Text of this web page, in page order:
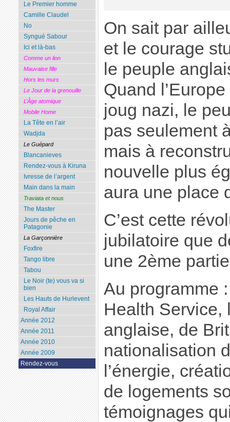
On sait par
et le courage
le peuple
Quand
joug nazi, le
pas seulement
mais à
nouvelle plus
aura une place
C’est cette
jubilatoire que
une 2ème
Au programme
Health Service,
anglaise, de
nationalisation
l’énergie,
de logements
témoignages
Le Premier homme
Camille Claudel
No
Syngué Sabour
Ici et là-bas
Comme un lion
Mauvaise fille
Hors les murs
Le Jour de la grenouille
L’Âge atomique
Mobile Home
La Tête en l’air
Wadjda
Le Guépard
Blancanieves
Rendez-vous à Kiruna
Ivresse de l’argent
Main dans la main
Traviata et nous
The Master
Jours de pêche en
Patagonie
La Garçonnière
Foxfire
Tango libre
Tabou
Le Noir (te) vous va si
bien
Les Hauts de Hurlevent
Royal Affair
Année 2012
Année 2011
Année 2010
Année 2009
Rendez-vous